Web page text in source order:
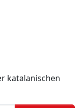
katalanischen